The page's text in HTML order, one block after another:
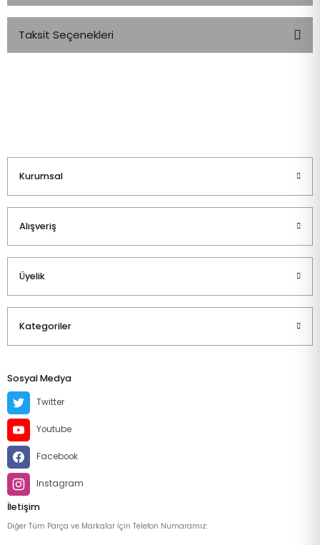
Taksit Seçenekleri
Kurumsal
Alışveriş
Üyelik
Kategoriler
Sosyal Medya
Twitter
Youtube
Facebook
Instagram
İletişim
Diğer Tüm Parça ve Markalar İçin Telefon Numaramız: